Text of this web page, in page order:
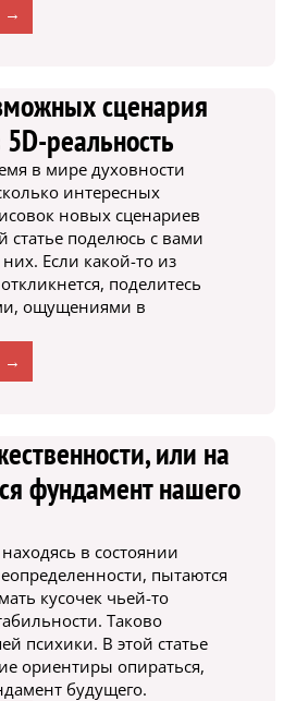
→
сценария
реальность
в мире духовности
интересных
новых сценариев
статье поделюсь с вами
Если какой-то из
поделитесь
ощущениями в
→
или на
фундамент нашего
в состоянии
пытаются
кусочек чьей-то
Таково
психики. В этой статье
ориентиры опираться,
будущего.